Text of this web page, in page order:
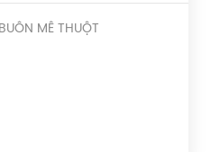
MÊ THUỘT